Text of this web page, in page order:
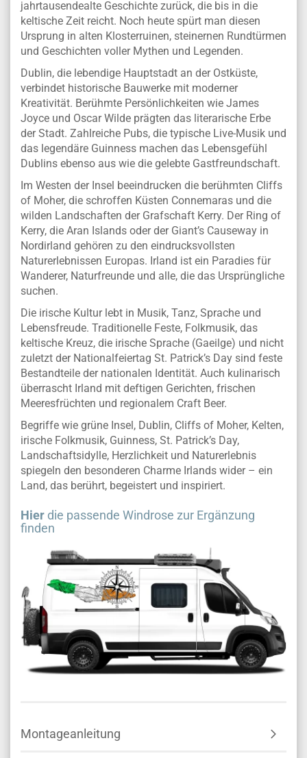
jahrtausendealte Geschichte zurück, die bis in die
keltische Zeit reicht. Noch heute spürt man diesen
Ursprung in alten Klosterruinen, steinernen Rundtürmen
und Geschichten voller Mythen und Legenden.
Dublin, die lebendige Hauptstadt an der Ostküste,
verbindet historische Bauwerke mit moderner
Kreativität. Berühmte Persönlichkeiten wie James
Joyce und Oscar Wilde prägten das literarische Erbe
der Stadt. Zahlreiche Pubs, die typische Live-Musik und
das legendäre Guinness machen das Lebensgefühl
Dublins ebenso aus wie die gelebte Gastfreundschaft.
Im Westen der Insel beeindrucken die berühmten Cliffs
of Moher, die schroffen Küsten Connemaras und die
wilden Landschaften der Grafschaft Kerry. Der Ring of
Kerry, die Aran Islands oder der Giant’s Causeway in
Nordirland gehören zu den eindrucksvollsten
Naturerlebnissen Europas. Irland ist ein Paradies für
Wanderer, Naturfreunde und alle, die das Ursprüngliche
suchen.
Die irische Kultur lebt in Musik, Tanz, Sprache und
Lebensfreude. Traditionelle Feste, Folkmusik, das
keltische Kreuz, die irische Sprache (Gaeilge) und nicht
zuletzt der Nationalfeiertag St. Patrick’s Day sind feste
Bestandteile der nationalen Identität. Auch kulinarisch
überrascht Irland mit deftigen Gerichten, frischen
Meeresfrüchten und regionalem Craft Beer.
Begriffe wie grüne Insel, Dublin, Cliffs of Moher, Kelten,
irische Folkmusik, Guinness, St. Patrick’s Day,
Landschaftsidylle, Herzlichkeit und Naturerlebnis
spiegeln den besonderen Charme Irlands wider – ein
Land, das berührt, begeistert und inspiriert.
Hier die passende Windrose zur Ergänzung
finden
Montageanleitung